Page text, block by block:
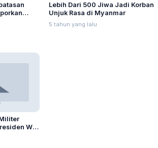
Lebih Dari 500 Jiwa Jadi Korban
Unjuk Rasa di Myanmar
5 tahun yang lalu
Win
Kyi